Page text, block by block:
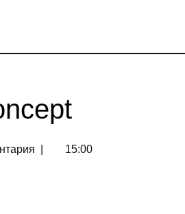
15:00